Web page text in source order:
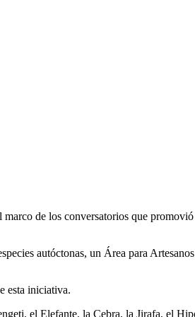
de los conversatorios que promovió
autóctonas, un Área para
esta iniciativa.
el Elefante, la Cebra, la Jirafa, el